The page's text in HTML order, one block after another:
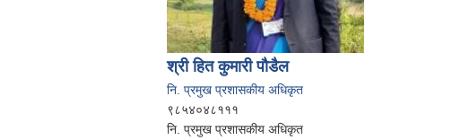
श्री हित कुमारी पौडैल
नि. प्रमुख प्रशासकीय अधिकृत
९८५४०४८१११
नि. प्रमुख प्रशासकीय अधिकृत